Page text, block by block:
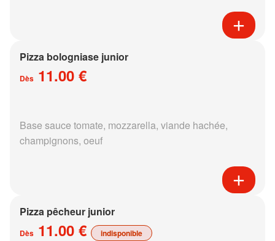
Pizza bologniase junior
Dès 11.00 €
Base sauce tomate, mozzarella, viande hachée,
champignons, oeuf
Pizza pêcheur junior
Dès 11.00 € indisponible